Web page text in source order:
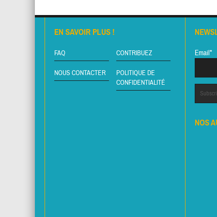
EN SAVOIR PLUS !
FAQ CONTRIBUEZ
NOUS CONTACTER
POLITIQUE DE
CONFIDENTIALITÉ
Email*
NOS